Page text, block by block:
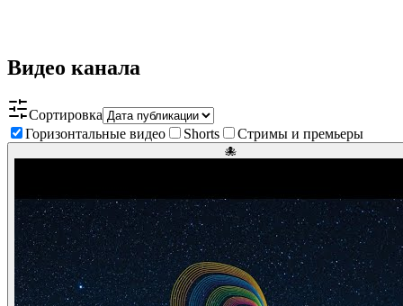
Видео канала
Сортировка
Горизонтальные видео
Shorts Стримы и премьеры
🐙